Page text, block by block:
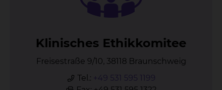
Kli­ni­sches Ethik­ko­mi­tee
Freisestraße 9/10, 38118 Braunschweig
Tel.: +49 531 595 1199